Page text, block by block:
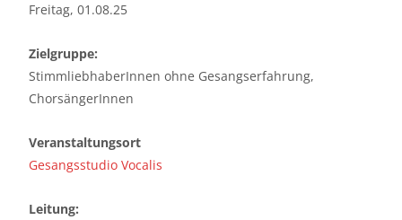
Freitag, 01.08.25
Zielgruppe:
StimmliebhaberInnen ohne Gesangserfahrung,
ChorsängerInnen
Veranstaltungsort
Gesangsstudio Vocalis
Leitung: